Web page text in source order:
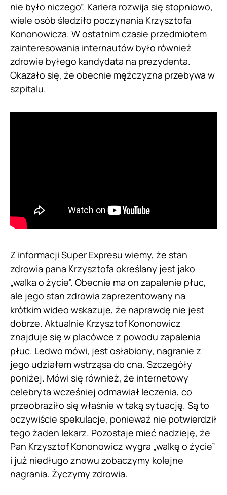
nie było niczego”. Kariera rozwija się stopniowo,
wiele osób śledziło poczynania Krzysztofa
Kononowicza. W ostatnim czasie przedmiotem
zainteresowania internautów było również
zdrowie byłego kandydata na prezydenta.
Okazało się, że obecnie mężczyzna przebywa w
szpitalu.
Z informacji Super Expresu wiemy, że stan
zdrowia pana Krzysztofa określany jest jako
„walka o życie”. Obecnie ma on zapalenie płuc,
ale jego stan zdrowia zaprezentowany na
krótkim wideo wskazuje, że naprawdę nie jest
dobrze. Aktualnie Krzysztof Kononowicz
znajduje się w placówce z powodu zapalenia
płuc. Ledwo mówi, jest osłabiony, nagranie z
jego udziałem wstrząsa do cna. Szczegóły
poniżej. Mówi się również, że internetowy
celebryta wcześniej odmawiał leczenia, co
przeobraziło się właśnie w taką sytuację. Są to
oczywiście spekulacje, ponieważ nie potwierdził
tego żaden lekarz. Pozostaje mieć nadzieję, że
Pan Krzysztof Kononowicz wygra „walkę o życie”
i już niedługo znowu zobaczymy kolejne
nagrania. Życzymy zdrowia.